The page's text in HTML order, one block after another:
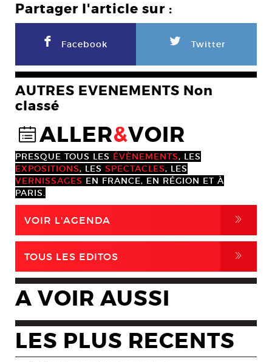
Partager l'article sur :
F Facebook L Twitter
AUTRES EVENEMENTS Non
classé
@ALLER&VOIR
PRESQUE TOUS LES ÉVÈNEMENTS, LES
EXPOSITIONS, LES SPECTACLES, LES
VERNISSAGES EN FRANCE, EN RÉGION ET À
PARIS.
VOIR L'AGENDA ,
TOUS LES EDITOS ,
A VOIR AUSSI
LES PLUS RECENTS